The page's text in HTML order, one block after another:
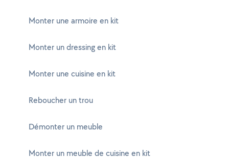
Monter une armoire en kit
Monter un dressing en kit
Monter une cuisine en kit
Reboucher un trou
Démonter un meuble
Monter un meuble de cuisine en kit